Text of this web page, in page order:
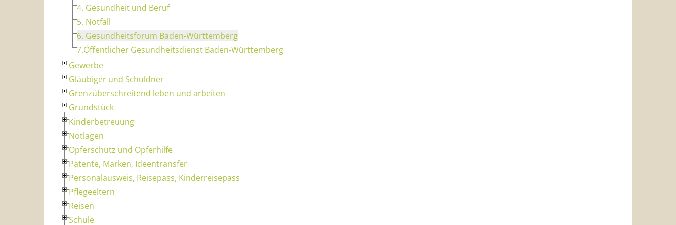
4. Gesundheit und Beruf
5. Notfall
6. Gesundheitsforum Baden-Württemberg
7.Öffentlicher Gesundheitsdienst Baden-Württemberg
Gewerbe
Gläubiger und Schuldner
Grenzüberschreitend leben und arbeiten
Grundstück
Kinderbetreuung
Notlagen
Opferschutz und Opferhilfe
Patente, Marken, Ideentransfer
Personalausweis, Reisepass, Kinderreisepass
Pflegeeltern
Reisen
Schule